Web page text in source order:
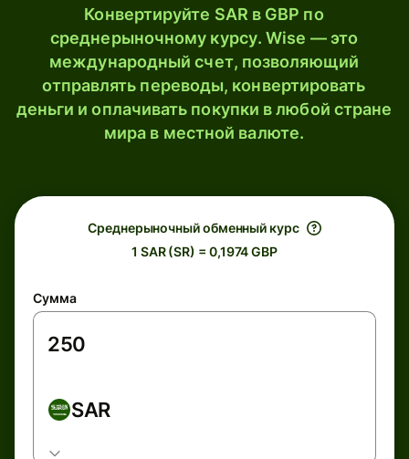
Конвертируйте SAR в GBP по
среднерыночному курсу. Wise — это
международный счет, позволяющий
отправлять переводы, конвертировать
деньги и оплачивать покупки в любой стране
мира в местной валюте.
Среднерыночный обменный курс
1 SAR (SR) = 0,1974 GBP
Сумма
SAR